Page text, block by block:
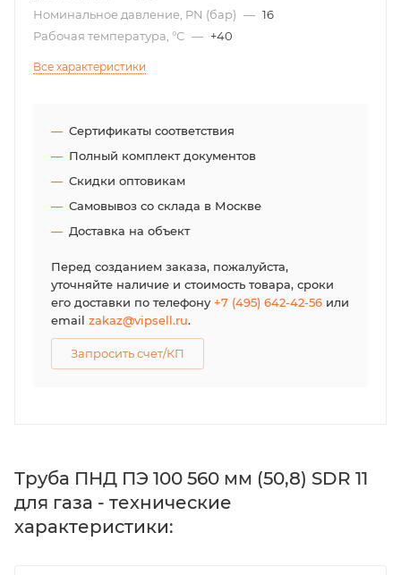
Номинальное давление, PN (бар) — 16
Рабочая температура, °С — +40
Все характеристики
Сертификаты соответствия
Полный комплект документов
Скидки оптовикам
Самовывоз со склада в Москве
Доставка на объект
Перед созданием заказа, пожалуйста,
уточняйте наличие и стоимость товара, сроки
его доставки по телефону+7 (495) 642-42-56 или
email zakaz@vipsell.ru.
Запросить счет/КП
Труба ПНД ПЭ 100 560 мм (50,8) SDR 11
для газа - технические
характеристики: